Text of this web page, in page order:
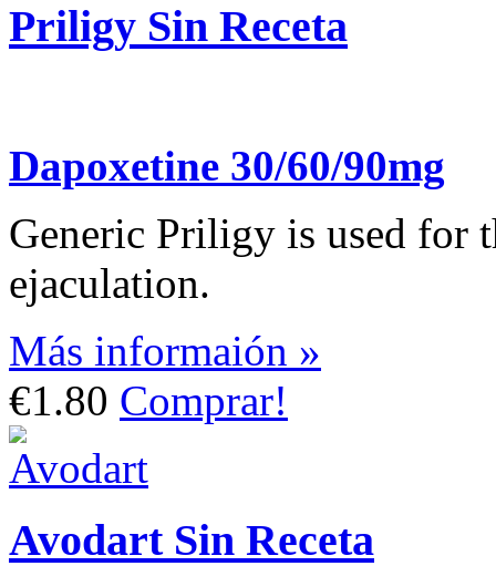
Priligy Sin Receta
Dapoxetine 30/60/90mg
Generic Priligy is used for
ejaculation.
Más informaión »
€1.80 Comprar!
Avodart Sin Receta